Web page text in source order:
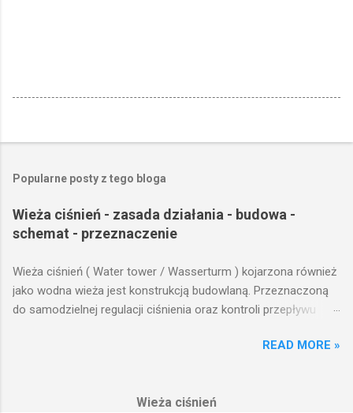
Popularne posty z tego bloga
Wieża ciśnień - zasada działania - budowa -
schemat - przeznaczenie
Wieża ciśnień ( Water tower / Wasserturm ) kojarzona również
jako wodna wieża jest konstrukcją budowlaną. Przeznaczoną
do samodzielnej regulacji ciśnienia oraz kontroli przepływu
na którym została wzniesiona. Wieża ciśnień jest obiektem
fundamenty modułu infrastruktury wodnej, zaplanowanej dla
READ MORE »
Wieża ciśnień